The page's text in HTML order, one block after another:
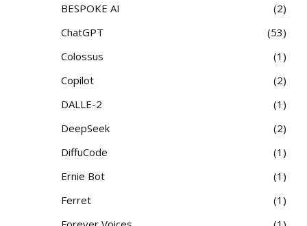
BESPOKE AI
2
ChatGPT
53
Colossus
1
Copilot
2
DALLE-2
1
DeepSeek
2
DiffuCode
1
Ernie Bot
1
Ferret
1